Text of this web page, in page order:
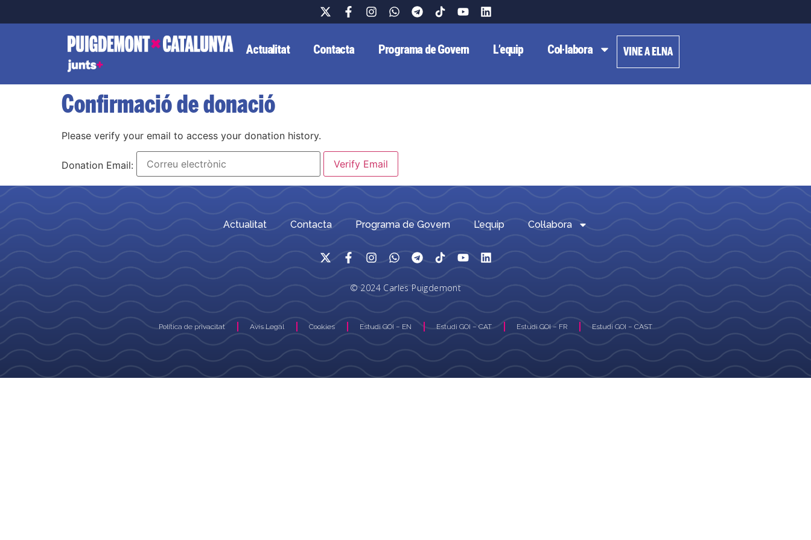
Actualitat Contacta Programa de Govern L’equip Col·labora VINE A ELNA
Confirmació de donació
Please verify your email to access your donation history.
Donation Email:
Actualitat Contacta Programa de Govern L’equip Col·labora
© 2024 Carles Puigdemont
Política de privacitat Avís Legal Cookies Estudi GOI – EN Estudi GOI – CAT Estudi GOI – FR Estudi GOI – CAST